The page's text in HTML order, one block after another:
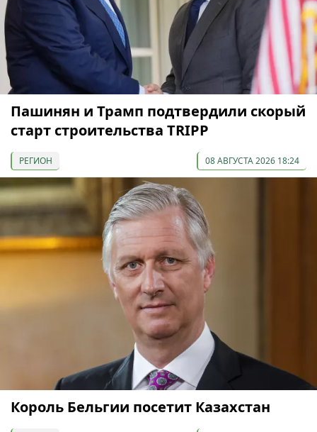
Пашинян и Трамп подтвердили скорый
старт строительства TRIPP
РЕГИОН 08 АВГУСТА 2026 18:24
Король Бельгии посетит Казахстан